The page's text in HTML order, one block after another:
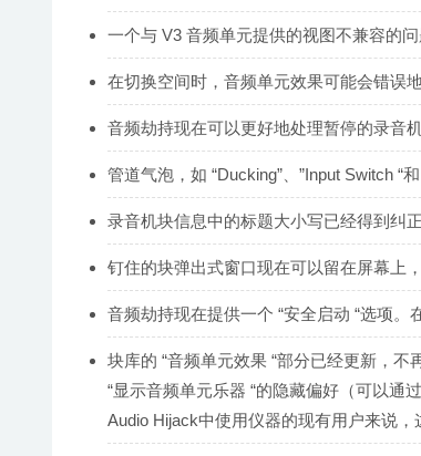
一个与 V3 音频单元提供的视图不兼容的
在切换空间时，音频单元效果可能会错误
音频劫持现在可以更好地处理暂停的录音机
管道气泡，如 “Ducking”、”Input Switch “
录音机块信息中的标题大小写已经得到纠正
钉住的块弹出式窗口现在可以留在屏幕上
音频劫持现在提供一个 “安全启动 “选项
块库的 “音频单元效果 “部分已经更新，
“显示音频单元乐器 “的隐藏偏好（可以通
Audio Hijack中使用仪器的现有用户来说，